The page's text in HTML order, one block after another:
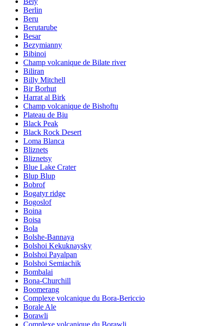
Berlin
Beru
Berutarube
Besar
Bezymianny
Bibinoi
Champ volcanique de Bilate river
Biliran
Billy Mitchell
Bir Borhut
Harrat al Birk
Champ volcanique de Bishoftu
Plateau de Biu
Black Peak
Black Rock Desert
Loma Blanca
Bliznets
Bliznetsy
Blue Lake Crater
Blup Blup
Bobrof
Bogatyr ridge
Bogoslof
Boina
Boisa
Bola
Bolshe-Bannaya
Bolshoi Kekuknaysky
Bolshoi Payalpan
Bolshoi Semiachik
Bombalai
Bona-Churchill
Boomerang
Complexe volcanique du Bora-Bericcio
Borale Ale
Borawli
Complexe volcanique du Borawli